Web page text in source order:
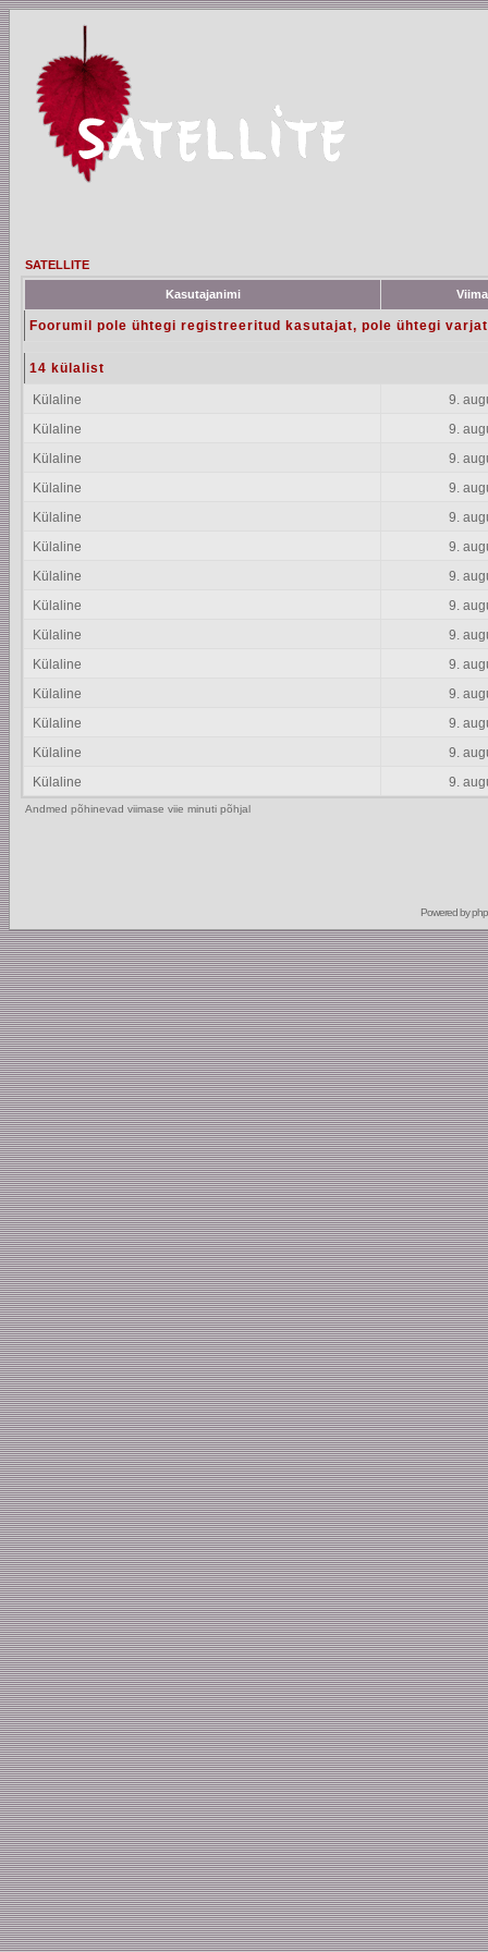
SATELLITE
Kasutajanimi
Foorumil pole ühtegi registreeritud kasutajat, pole ühtegi
14 külalist
Külaline
9.
Külaline
9.
Külaline
9.
Külaline
9.
Külaline
9.
Külaline
9.
Külaline
9.
Külaline
9.
Külaline
9.
Külaline
9.
Külaline
9.
Külaline
9.
Külaline
9.
Külaline
9.
Andmed põhinevad viimase viie minuti põhjal
Powered by